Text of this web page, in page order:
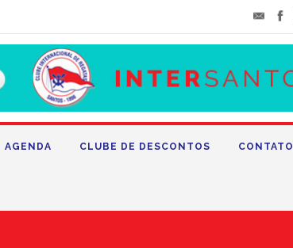
AGENDA CLUBE DE DESCONTOS CONTATO